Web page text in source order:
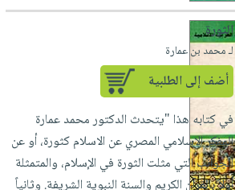
الثورة
لـ محمد بن عمارة
أضف إلى الطلبية
في كتابه هذا "يتحدث الدكتور محمد عمارة
المفكر الاسلامي المصري عن الاسلام كثورة، أو عن
الجوانب التي مثلت الثورة في الإسلام، والمتمثلة